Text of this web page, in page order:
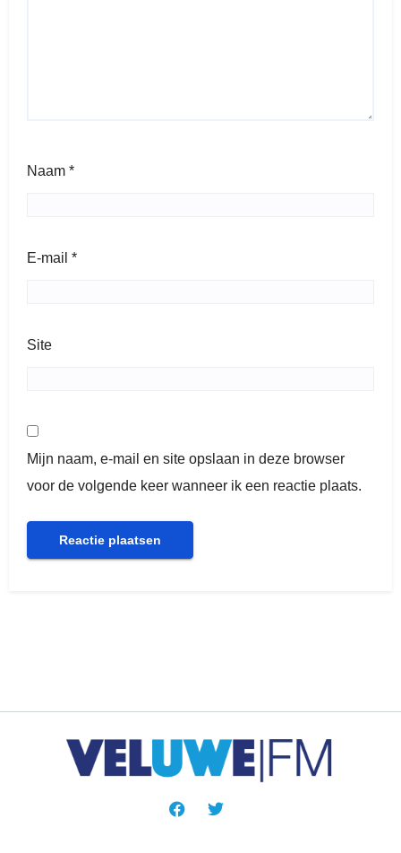
Naam *
E-mail *
Site
Mijn naam, e-mail en site opslaan in deze browser
voor de volgende keer wanneer ik een reactie plaats.